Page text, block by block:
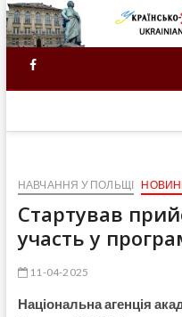
Skip
to
content
Facebook
НАВЧАННЯ У ПОЛЬЩІ
Стартував
участь у
11-04-2025
Національнаагенція